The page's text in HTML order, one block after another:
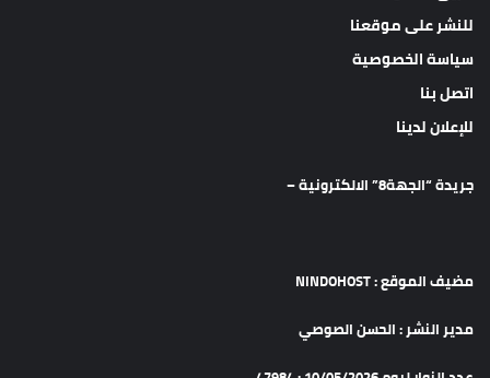
للنشر على موقعنا
سياسة الخصوصية
اتصل بنا
للإعلان لدينا
جريدة “الجهة8” الالكترونية –
مضيف الموقع : NINDOHOST
مدير النشر : الحسن الصوصي